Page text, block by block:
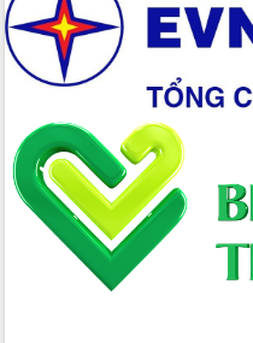
Chuyển đổi số 'mở đường' cho nông
nghiệp Đắk Lắk tăng trưởng bứt phá
Triển khai đồng bộ đo đạc, lập hồ sơ
địa chính, hoàn thiện cơ sở dữ liệu đất
Ứng dụng sinh trắc học - Bước tiến
trong hành trình chuyển đổi số tại Đắk
Lắk
Đắk Lắk nâng cao hiệu quả công tác
Đảng từ Sổ tay đảng viên điện tử
Đắk Lắk đẩy mạnh nuôi biển công